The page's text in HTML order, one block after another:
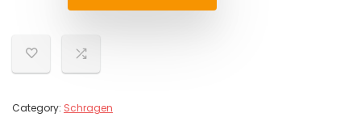
Category: Schragen